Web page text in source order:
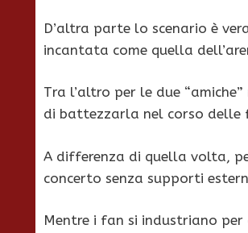
D’altra parte lo scenario è
incantata come quella
Tra l’altro per le due
di battezzarla nel corso delle
A differenza di quella volta,
concerto senza supporti
Mentre i fan si industriano